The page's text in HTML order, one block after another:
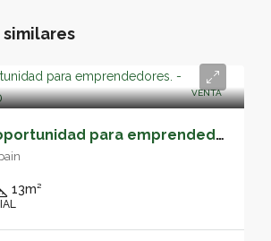
VENTA
Excelente oportunidad para emprendedores. – 05144
13m²